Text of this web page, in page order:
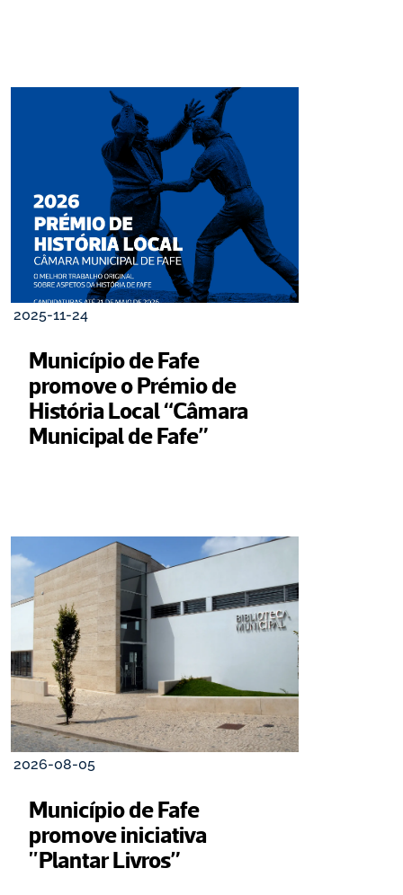
2025-11-24
Município de Fafe
promove o Prémio de
História Local “Câmara
Municipal de Fafe”
2026-08-05
Município de Fafe
promove iniciativa
"Plantar Livros”